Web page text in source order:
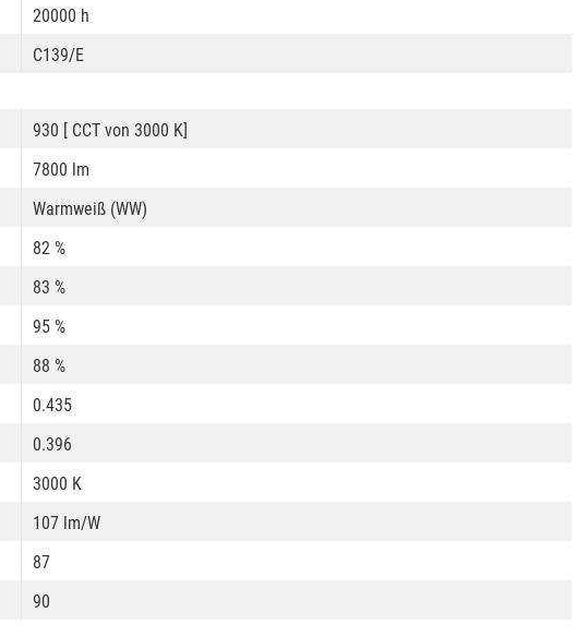
20000 h
C139/E
930 [ CCT von 3000 K]
7800 lm
Warmweiß (WW)
82 %
83 %
95 %
88 %
0.435
0.396
3000 K
107 lm/W
87
90